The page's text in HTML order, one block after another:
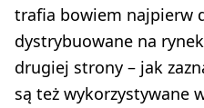
trafia bowiem najpierw
dystrybuowane na
drugiej strony – jak
są też wykorzystywane